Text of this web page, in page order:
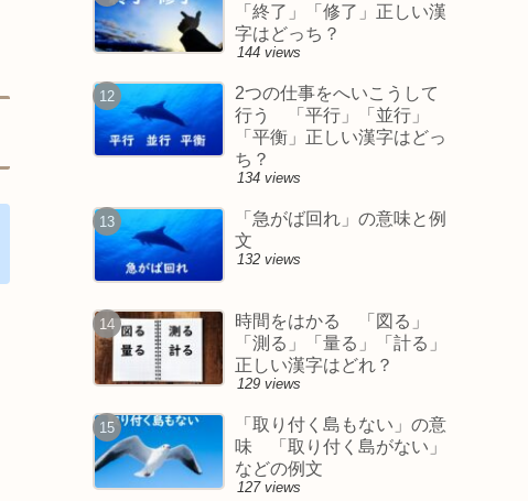
「終了」「修了」正しい漢
字はどっち？
144 views
2つの仕事をへいこうして
行う 「平行」「並行」
「平衡」正しい漢字はどっ
ち？
134 views
「急がば回れ」の意味と例
文
132 views
時間をはかる 「図る」
「測る」「量る」「計る」
正しい漢字はどれ？
129 views
「取り付く島もない」の意
味 「取り付く島がない」
などの例文
127 views